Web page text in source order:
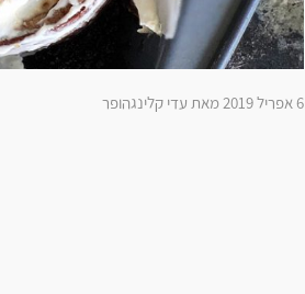
6 אפריל 2019 מאת עדי קלינגהופר